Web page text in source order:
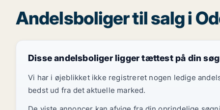
Andelsboliger til salg i
Disse andelsboliger ligger tættest på din
Vi har i øjeblikket ikke registreret nogen ledige
bedst ud fra det aktuelle marked.